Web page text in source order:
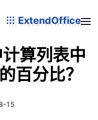
ExtendOffice
算列表中
百分比？
15